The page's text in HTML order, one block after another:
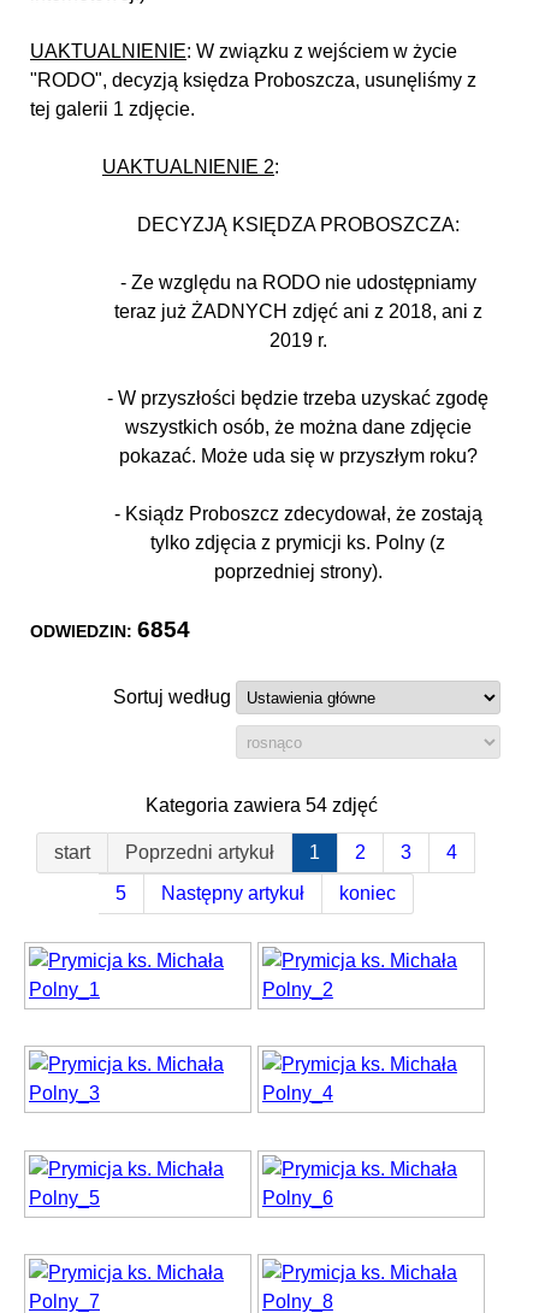
UAKTUALNIENIE: W związku z wejściem w życie
"RODO", decyzją księdza Proboszcza, usunęliśmy z
tej galerii 1 zdjęcie.
UAKTUALNIENIE 2:
DECYZJĄ KSIĘDZA PROBOSZCZA:
- Ze względu na RODO nie udostępniamy
teraz już ŻADNYCH zdjęć ani z 2018, ani z
2019 r.
- W przyszłości będzie trzeba uzyskać zgodę
wszystkich osób, że można dane zdjęcie
pokazać. Może uda się w przyszłym roku?
- Ksiądz Proboszcz zdecydował, że zostają
tylko zdjęcia z prymicji ks. Polny (z
poprzedniej strony).
ODWIEDZIN: 6854
Sortuj według
Kategoria zawiera 54 zdjęć
start Poprzedni artykuł 1 2 3
4
5
Następny artykuł koniec